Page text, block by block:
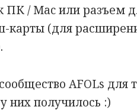
ПК / Mac или разъем
карты (для
AFOLs для
них получилось :)